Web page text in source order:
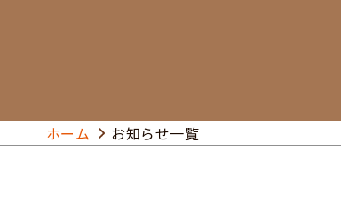
ホーム お知らせ一覧